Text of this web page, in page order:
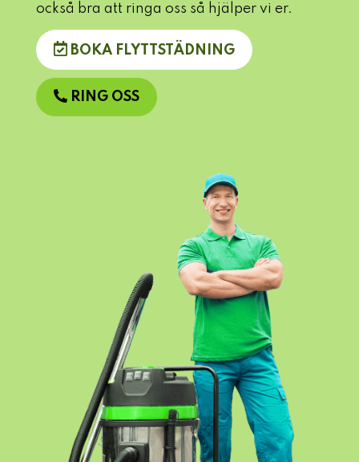
också bra att ringa oss så hjälper vi er.
BOKA FLYTTSTÄDNING
RING OSS